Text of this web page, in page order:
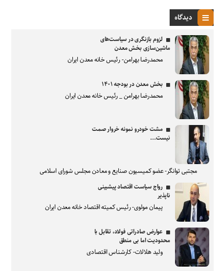
دیدگاه
لزوم بازنگری در سیاست‌های
ماشین‌سازی بخش معدن
محمدرضا بهرامن- رئیس خانه معدن ایران
بخش معدن در بودجه ۱۴۰۱
محمدرضا بهرامن _ رئیس خانه معدن ایران
مشت خودرو نمونه خروار صمت
نیست...
مجتبی توانگر- عضو کمیسیون صنایع و معادن مجلس شورای اسلامی
رواج سیاست اقتصاد پیشبینی
ناپذیر
پیمان مولوی- رئیس کمیته اقتصاد خانه معدن ایران
عوارض صادراتی فولاد، تقابل با
محدودیت اما بی منطق
ولید هلالات- کارشناس اقتصادی